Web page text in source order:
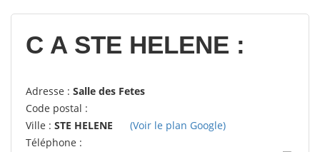
14358votes
C A STE HELENE :
Adresse : Salle des Fetes
Code postal :
Ville : STE HELENE
(Voir le plan Google)
Téléphone :